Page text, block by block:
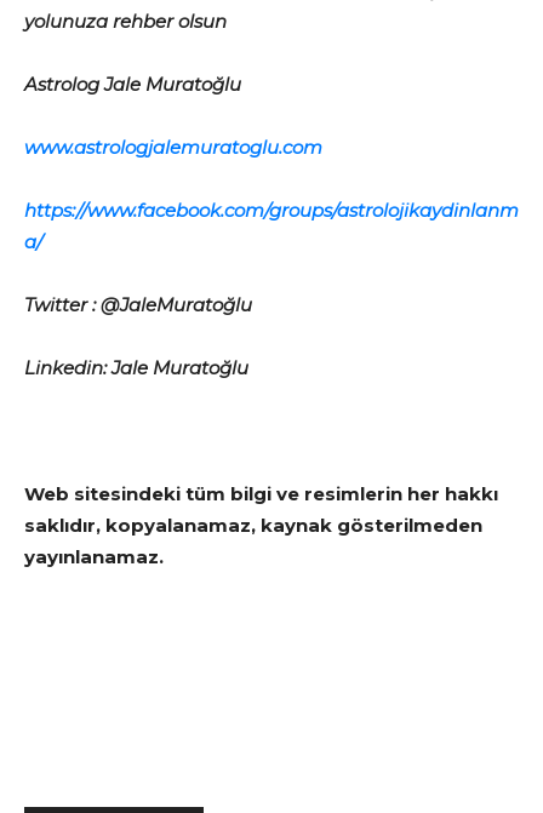
yolunuza rehber olsun
Astrolog Jale Muratoğlu
www.astrologjalemuratoglu.com
https://www.facebook.com/groups/astrolojikaydinlanm
a/
Twitter : @JaleMuratoğlu
Linkedin: Jale Muratoğlu
Web sitesindeki tüm bilgi ve resimlerin her hakkı
saklıdır, kopyalanamaz, kaynak gösterilmeden
yayınlanamaz.